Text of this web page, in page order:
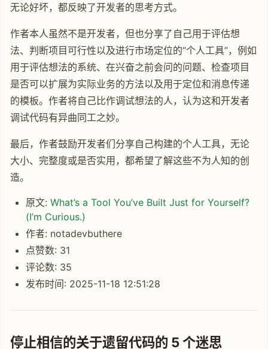
无论好坏，都反映了开发者的思考方式。
作者本人虽然不是开发者，但也分享了自己用于评估想
法、判断项目可行性以及进行市场定位的“个人工具”，例如
用于评估想法的系统、在兴奋之前会问的问题、检查项目
是否可以扩展为实际业务的方法以及用于定位和消息传递
的模板。作者将自己比作调试想法的人，认为这和开发者
调试代码有异曲同工之妙。
最后，作者鼓励开发者们分享自己构建的个人工具，无论
大小、完整度或是否实用，都希望了解这些不为人知的创
造。
原文: What’s a Tool You’ve Built Just for Yourself?
(I’m Curious.)
作者: notadevbuthere
点赞数: 31
评论数: 35
发布时间: 2025-11-18 12:51:28
停止相信的关于遗留代码的 5 个迷思